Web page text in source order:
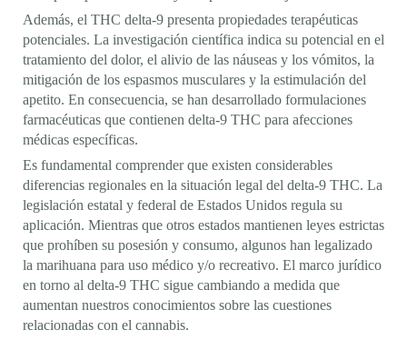
Además, el THC delta-9 presenta propiedades terapéuticas
potenciales. La investigación científica indica su potencial en el
tratamiento del dolor, el alivio de las náuseas y los vómitos, la
mitigación de los espasmos musculares y la estimulación del
apetito. En consecuencia, se han desarrollado formulaciones
farmacéuticas que contienen delta-9 THC para afecciones
médicas específicas.
Es fundamental comprender que existen considerables
diferencias regionales en la situación legal del delta-9 THC. La
legislación estatal y federal de Estados Unidos regula su
aplicación. Mientras que otros estados mantienen leyes estrictas
que prohíben su posesión y consumo, algunos han legalizado
la marihuana para uso médico y/o recreativo. El marco jurídico
en torno al delta-9 THC sigue cambiando a medida que
aumentan nuestros conocimientos sobre las cuestiones
relacionadas con el cannabis.